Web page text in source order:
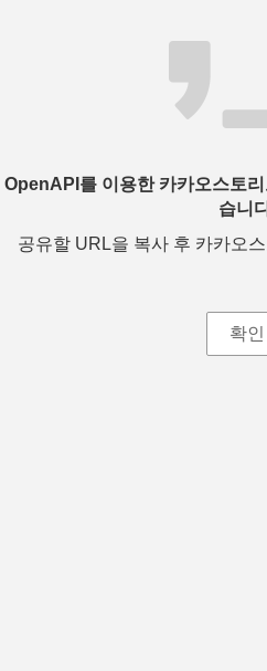
OpenAPI를 이용한 카카오스토
습니
공유할 URL을 복사 후 카카오
확인